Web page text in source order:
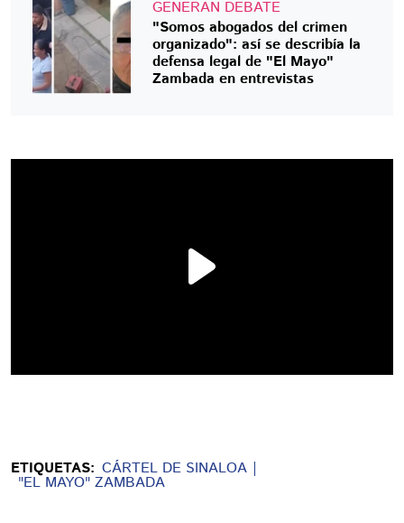
GENERAN DEBATE
"Somos abogados del crimen
organizado": así se describía la
defensa legal de "El Mayo"
Zambada en entrevistas
ETIQUETAS: CÁRTEL DE SINALOA
"EL MAYO" ZAMBADA